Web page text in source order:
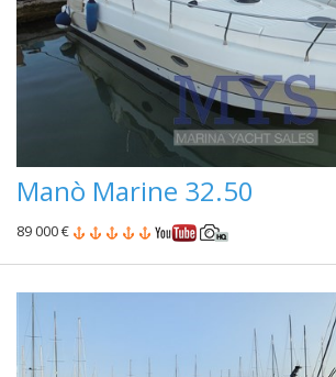
Manò Marine 32.50
89 000 €